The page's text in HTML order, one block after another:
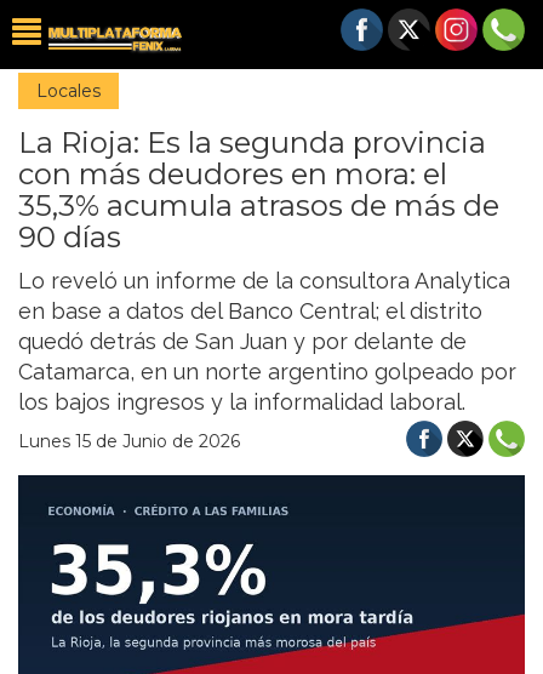
Locales
La Rioja: Es la segunda provincia
con más deudores en mora: el
35,3% acumula atrasos de más de
90 días
Lo reveló un informe de la consultora Analytica
en base a datos del Banco Central; el distrito
quedó detrás de San Juan y por delante de
Catamarca, en un norte argentino golpeado por
los bajos ingresos y la informalidad laboral.
Lunes 15 de Junio de 2026